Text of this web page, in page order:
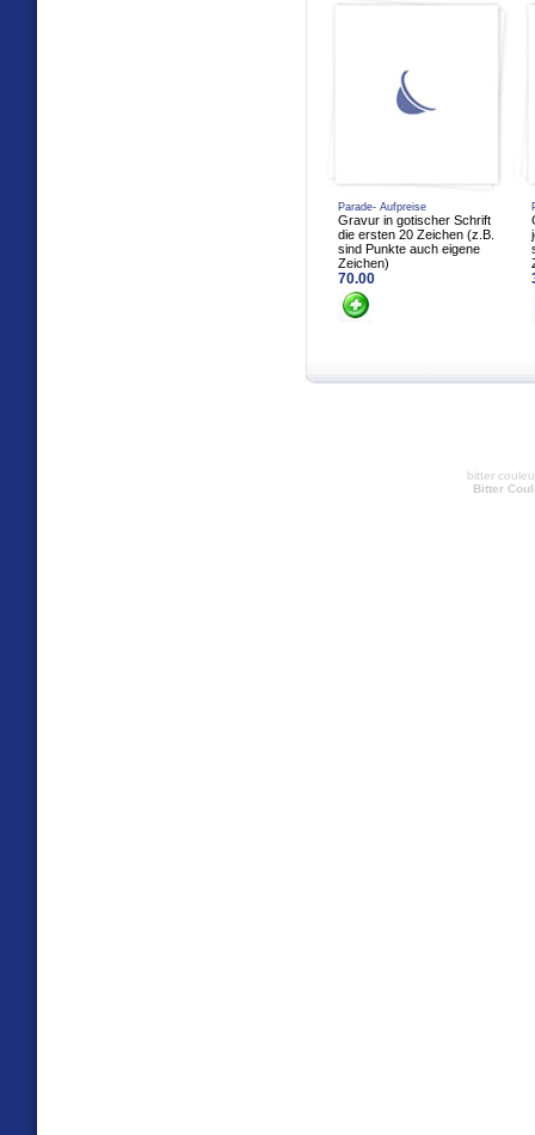
Parade- Aufpreise
Gravur in gotischer Schrift
die ersten 20 Zeichen (z.B.
sind Punkte auch eigene
Zeichen)
70.00
bitter
Bitter